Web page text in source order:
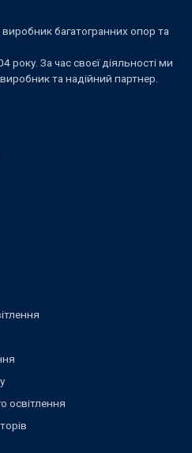
багатогранних опор та
року. За час своєї діяльності ми
та надійний партнер.
освітлення